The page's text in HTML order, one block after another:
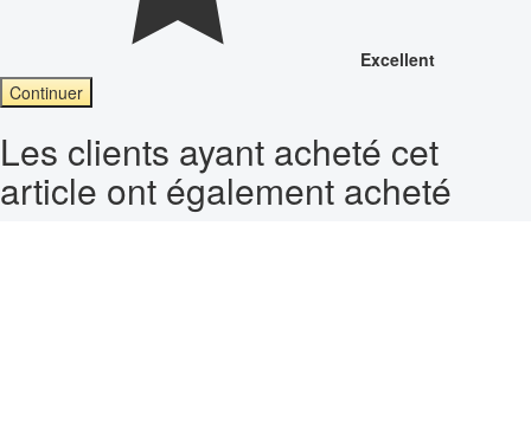
Excellent
Continuer
Les clients ayant acheté cet
article ont également acheté